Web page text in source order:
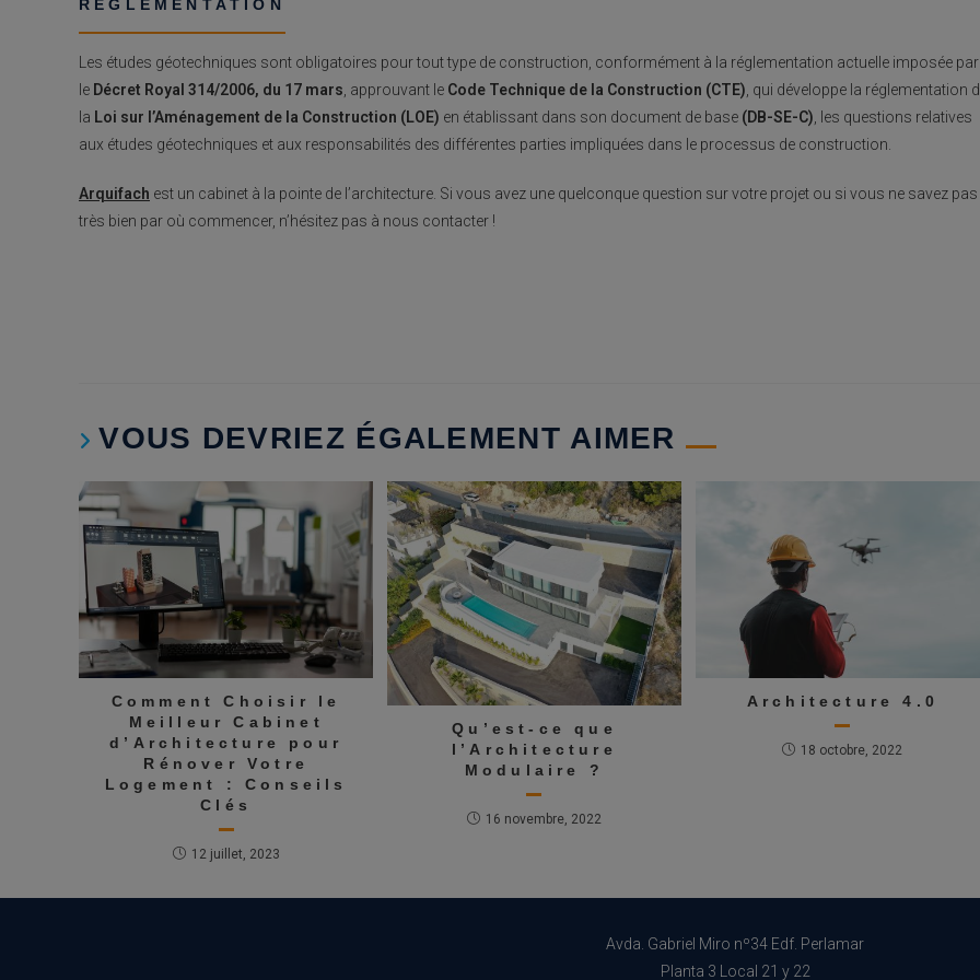
RÉGLEMENTATION
Les études géotechniques sont obligatoires pour tout type de construction, conformément à la réglementation actuelle imposée par
le Décret Royal 314/2006, du 17 mars, approuvant le Code Technique de la Construction (CTE), qui développe la réglementation
la Loi sur l’Aménagement de la Construction (LOE) en établissant dans son document de base (DB-SE-C), les questions relatives
aux études géotechniques et aux responsabilités des différentes parties impliquées dans le processus de construction.
Arquifach est un cabinet à la pointe de l’architecture. Si vous avez une quelconque question sur votre projet ou si vous ne savez pas
très bien par où commencer, n’hésitez pas à nous contacter !
VOUS DEVRIEZ ÉGALEMENT AIMER
Comment Choisir le
Meilleur Cabinet
d’Architecture pour
Rénover Votre
Logement : Conseils
Clés
12 juillet, 2023
Qu’est-ce que
l’Architecture
Modulaire ?
16 novembre, 2022
Architecture 4.0
18 octobre, 2022
Avda. Gabriel Miro nº34 Edf. Perlamar
Planta 3 Local 21 y 22